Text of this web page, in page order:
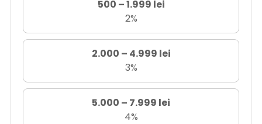
500 – 1.999 lei
2%
2.000 – 4.999 lei
3%
5.000 – 7.999 lei
4%